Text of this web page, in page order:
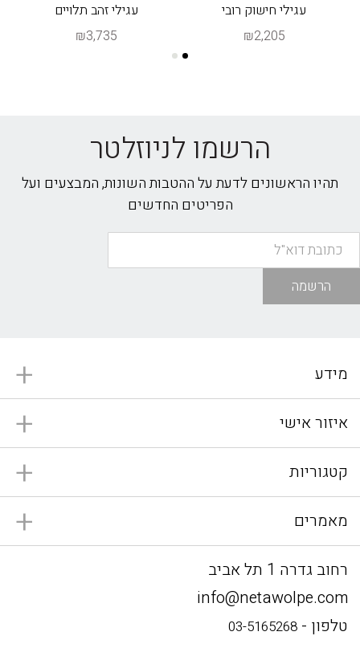
עגילי חישוק רובי
₪2,205
עגילי זהב תלויים
₪3,735
הרשמו לניוזלטר
תהיו הראשונים לדעת על ההטבות השונות, המבצעים ועל
הפריטים החדשים
הרשמה
מידע
איזור אישי
קטגוריות
מאמרים
רחוב גדרה 1 תל אביב
info@netawolpe.com
טלפון - 03-5165268